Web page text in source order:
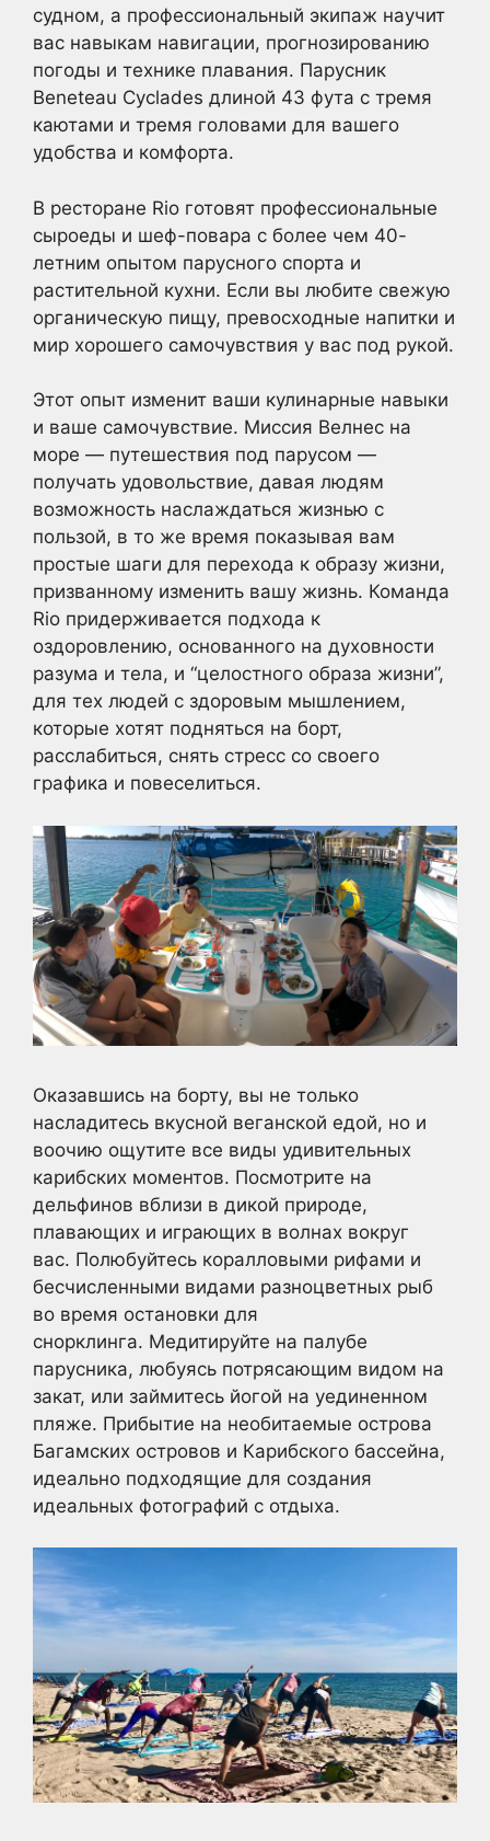
судном, а профессиональный экипаж научит
вас навыкам навигации, прогнозированию
погоды и технике плавания. Парусник
Beneteau Cyclades длиной 43 фута с тремя
каютами и тремя головами для вашего
удобства и комфорта.
В ресторане Rio готовят профессиональные
сыроеды и шеф-повара с более чем 40-
летним опытом парусного спорта и
растительной кухни. Если вы любите свежую
органическую пищу, превосходные напитки и
мир хорошего самочувствия у вас под рукой.
Этот опыт изменит ваши кулинарные навыки
и ваше самочувствие. Миссия Велнес на
море — путешествия под парусом —
получать удовольствие, давая людям
возможность наслаждаться жизнью с
пользой, в то же время показывая вам
простые шаги для перехода к образу жизни,
призванному изменить вашу жизнь. Команда
Rio придерживается подхода к
оздоровлению, основанного на духовности
разума и тела, и “целостного образа жизни”,
для тех людей с здоровым мышлением,
которые хотят подняться на борт,
расслабиться, снять стресс со своего
графика и повеселиться.
Оказавшись на борту, вы не только
насладитесь вкусной веганской едой, но и
воочию ощутите все виды удивительных
карибских моментов. Посмотрите на
дельфинов вблизи в дикой природе,
плавающих и играющих в волнах вокруг
вас. Полюбуйтесь коралловыми рифами и
бесчисленными видами разноцветных рыб
во время остановки для
снорклинга. Медитируйте на палубе
парусника, любуясь потрясающим видом на
закат, или займитесь йогой на уединенном
пляже. Прибытие на необитаемые острова
Багамских островов и Карибского бассейна,
идеально подходящие для создания
идеальных фотографий с отдыха.